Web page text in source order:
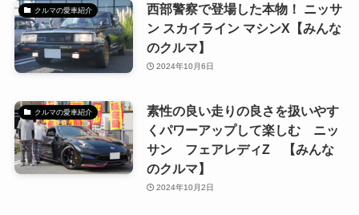
クルマの愛車紹介
西部警察で登場した本物！ ニッサ
ン スカイライン マシンX【みんな
のクルマ】
2024年10月6日
クルマの愛車紹介
素性の良い走りの良さを扱いやす
くパワーアップして楽しむ ニッ
サン フェアレディZ 【みんな
のクルマ】
2024年10月2日